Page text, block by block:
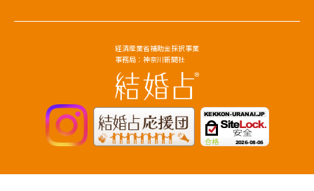
経済産業省補助金採択事業
事務局：神奈川新聞社